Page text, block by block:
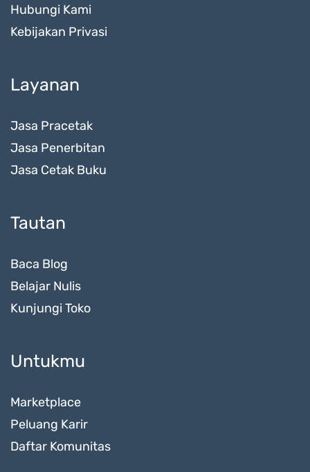
Hubungi Kami
Kebijakan Privasi
Layanan
Jasa Pracetak
Jasa Penerbitan
Jasa Cetak Buku
Tautan
Baca Blog
Belajar Nulis
Kunjungi Toko
Untukmu
Marketplace
Peluang Karir
Daftar Komunitas